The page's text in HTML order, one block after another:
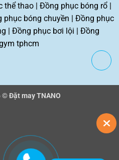
thể thao| Đồng phục bóng rổ|
phục bóng chuyền | Đồng phục
| Đồng phục bơi lội | Đồng
tphcm
©Đặt may TNANO